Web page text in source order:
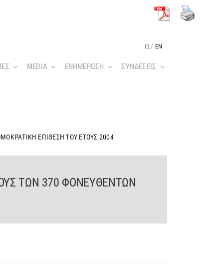
EL / EN
MEDIA ΕΝΗΜΕΡΩΣΗ ΣΥΝΔΕΣΕΙΣ
ΕΠΙΘΕΣΗ ΤΟΥ ΕΤΟΥΣ 2004
ΤΩΝ 370 ΦΟΝΕΥΘΕΝΤΩΝ